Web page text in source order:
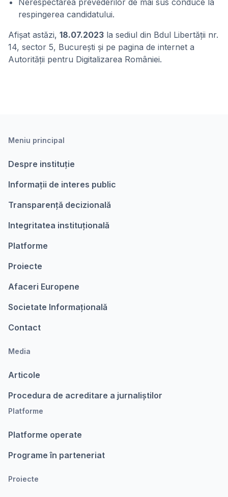
Nerespectarea prevederilor de mai sus conduce la
respingerea candidatului.
Afișat astăzi, 18.07.2023 la sediul din Bdul Libertății nr.
14, sector 5, București și pe pagina de internet a
Autorității pentru Digitalizarea României.
Meniu principal
Despre instituție
Informații de interes public
Transparență decizională
Integritatea instituțională
Platforme
Proiecte
Afaceri Europene
Societate Informațională
Contact
Media
Articole
Procedura de acreditare a jurnaliștilor
Platforme
Platforme operate
Programe în parteneriat
Proiecte